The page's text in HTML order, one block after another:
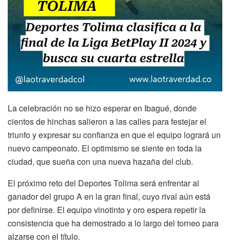
La celebración no se hizo esperar en Ibagué, donde
cientos de hinchas salieron a las calles para festejar el
triunfo y expresar su confianza en que el equipo logrará un
nuevo campeonato. El optimismo se siente en toda la
ciudad, que sueña con una nueva hazaña del club.
El próximo reto del Deportes Tolima será enfrentar al
ganador del grupo A en la gran final, cuyo rival aún está
por definirse. El equipo vinotinto y oro espera repetir la
consistencia que ha demostrado a lo largo del torneo para
alzarse con el título.